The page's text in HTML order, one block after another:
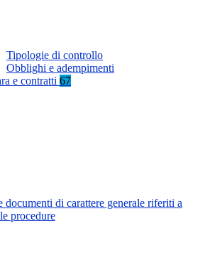
Tipologie di controllo
Obblighi e adempimenti
e contratti 67
documenti di carattere generale riferiti a
procedure